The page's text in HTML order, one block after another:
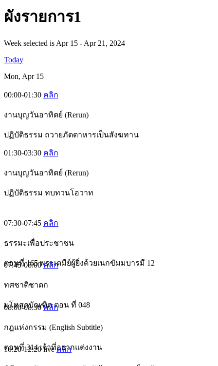
ผังรายการ1
Week selected is Apr 15 - Apr 21, 2024
Today
Mon, Apr 15
00:00-01:30 คลิก
งานบุญวันอาทิตย์ (Rerun)
ปฏิบัติธรรม ถวายภัตตาหารเป็นสังฆทาน
01:30-03:30 คลิก
งานบุญวันอาทิตย์ (Rerun)
ปฏิบัติธรรม ทบทวนโอวาท
07:30-07:45 คลิก
ธรรมะเพื่อประชาชน
ตอนที่ 165 พระเตมีย์ผู้ยิ่งด้วยเนกขัมมบารมี 12
07:45-08:00คลิก
ทศชาติชาดก
มโหสถบัณฑิต ตอน ที่ 048
08:00-08:30คลิก
กฎแห่งกรรม (English Subtitle)
ตอนที่ 314 เจ้าที่อยากแต่งงาน
10:20-12:20live คลิก